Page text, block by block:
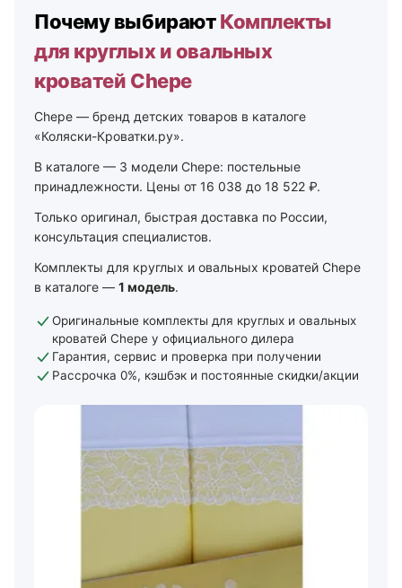
Почему выбираютКомплекты
для круглых и овальных
кроватей Chepe
Chepe — бренд детских товаров в каталоге
«Коляски-Кроватки.ру».
В каталоге — 3 модели Chepe: постельные
принадлежности. Цены от 16 038 до 18 522 ₽.
Только оригинал, быстрая доставка по России,
консультация специалистов.
Комплекты для круглых и овальных кроватей Chepe
в каталоге — 1 модель.
Оригинальные комплекты для круглых и овальных
кроватей Chepe у официального дилера
Гарантия, сервис и проверка при получении
Рассрочка 0%, кэшбэк и постоянные скидки/акции